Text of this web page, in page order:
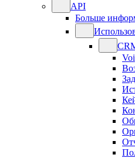
API
Больше